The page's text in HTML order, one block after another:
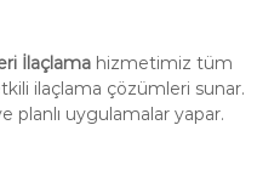
İlaçlamahizmetimiz tüm
ilaçlama çözümleri sunar.
planlı uygulamalar yapar.